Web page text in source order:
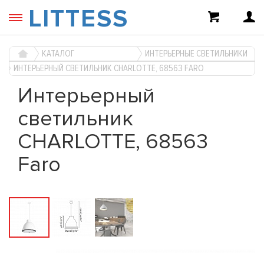
LITTESS
КАТАЛОГ
ИНТЕРЬЕРНЫЕ СВЕТИЛЬНИКИ
ИНТЕРЬЕРНЫЙ СВЕТИЛЬНИК CHARLOTTE, 68563 FARO
Интерьерный
светильник
CHARLOTTE, 68563
Faro